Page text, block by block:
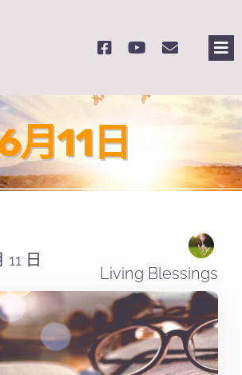
月11日
日
Living Blessings